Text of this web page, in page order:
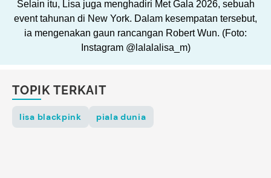
Selain itu, Lisa juga menghadiri Met Gala 2026, sebuah
event tahunan di New York. Dalam kesempatan tersebut,
ia mengenakan gaun rancangan Robert Wun. (Foto:
Instagram @lalalalisa_m)
TOPIK TERKAIT
lisa blackpink piala dunia